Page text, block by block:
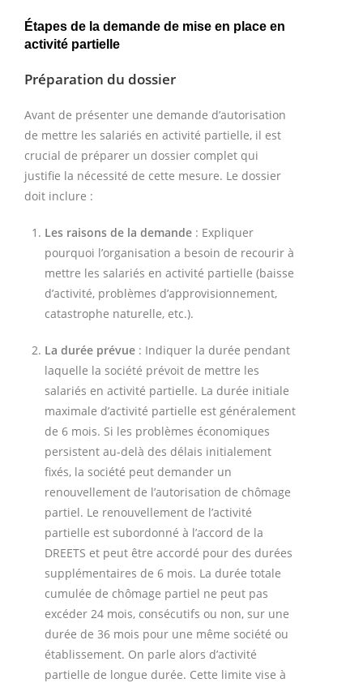
Étapes de la demande de mise en place en
activité partielle
Préparation du dossier
Avant de présenter une demande d’autorisation
de mettre les salariés en activité partielle, il est
crucial de préparer un dossier complet qui
justifie la nécessité de cette mesure. Le dossier
doit inclure :
Les raisons de la demande : Expliquer
pourquoi l’organisation a besoin de recourir à
mettre les salariés en activité partielle (baisse
d’activité, problèmes d’approvisionnement,
catastrophe naturelle, etc.).
La durée prévue : Indiquer la durée pendant
laquelle la société prévoit de mettre les
salariés en activité partielle. La durée initiale
maximale d’activité partielle est généralement
de 6 mois. Si les problèmes économiques
persistent au-delà des délais initialement
fixés, la société peut demander un
renouvellement de l’autorisation de chômage
partiel. Le renouvellement de l’activité
partielle est subordonné à l’accord de la
DREETS et peut être accordé pour des durées
supplémentaires de 6 mois. La durée totale
cumulée de chômage partiel ne peut pas
excéder 24 mois, consécutifs ou non, sur une
durée de 36 mois pour une même société ou
établissement. On parle alors d’activité
partielle de longue durée. Cette limite vise à